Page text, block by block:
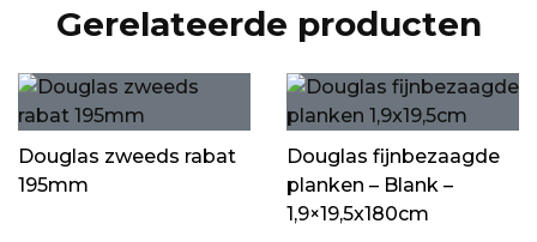
Gerelateerde producten
Douglas zweeds rabat
195mm
Douglas fijnbezaagde
planken – Blank –
1,9×19,5x180cm